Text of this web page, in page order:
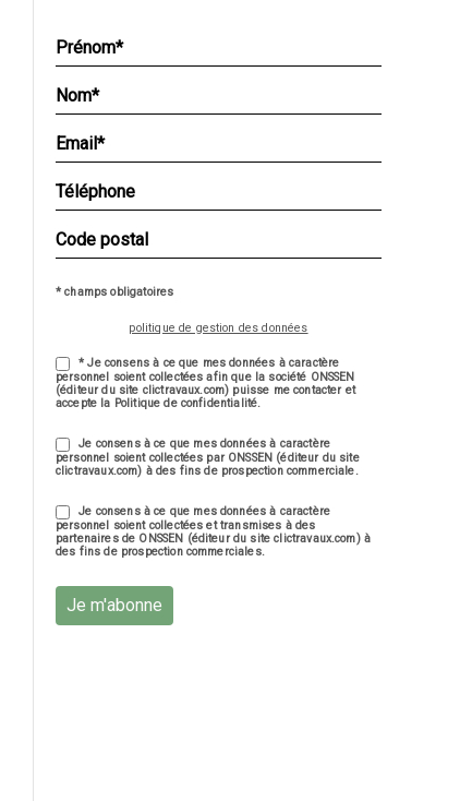
* champs obligatoires
politique de gestion des données
* Je consens à ce que mes données à caractère
personnel soient collectées afin que la société ONSSEN
(éditeur du site clictravaux.com) puisse me contacter et
accepte la Politique de confidentialité.
Je consens à ce que mes données à caractère
personnel soient collectées par ONSSEN (éditeur du site
clictravaux.com) à des fins de prospection commerciale.
Je consens à ce que mes données à caractère
personnel soient collectées et transmises à des
partenaires de ONSSEN (éditeur du site clictravaux.com) à
des fins de prospection commerciales.
Je m'abonne